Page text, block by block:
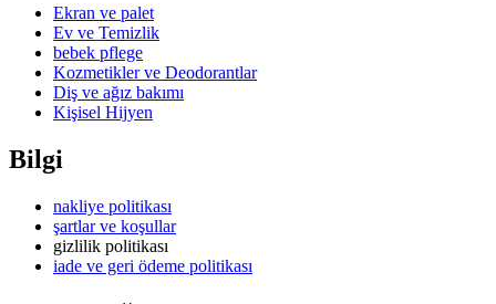
Ekran ve palet
Ev ve Temizlik
bebek pflege
Kozmetikler ve Deodorantlar
Diş ve ağız bakımı
Kişisel Hijyen
Bilgi
nakliye politikası
şartlar ve koşullar
gizlilik politikası
iade ve geri ödeme politikası